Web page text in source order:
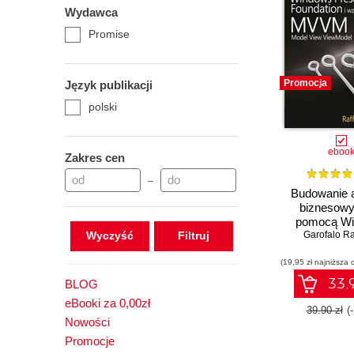
Wydawca
Promise
Język publikacji
polski
Zakres cen
–
Wyczyść
BLOG
eBooki za 0,00zł
Nowości
Promocje
Promocja
ebook
Budowanie
pomocą
Model
Garofalo
(19,95 zł najniższa
39.90 zł